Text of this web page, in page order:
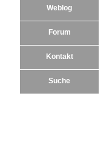
Weblog
Forum
Kontakt
Suche